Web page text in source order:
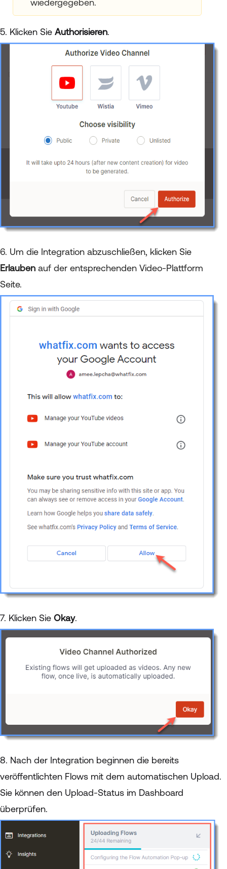
wiedergegeben.
5. Klicken Sie Authorisieren.
6. Um die Integration abzuschließen, klicken Sie
Erlauben auf der entsprechenden Video-Plattform
Seite.
7. Klicken Sie Okay.
8. Nach der Integration beginnen die bereits
veröffentlichten Flows mit dem automatischen Upload.
Sie können den Upload-Status im Dashboard
überprüfen.